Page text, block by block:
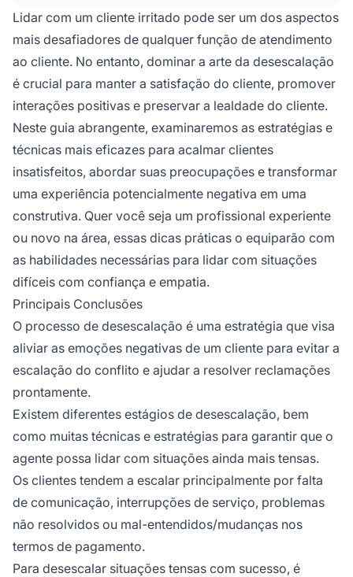
técnicas-chave incluem escuta ativa,
demonstração de empatia, manutenção da
calma e oferecimento de soluções.
Compreender os gatilhos comuns de
escalação, como falta de comunicação e
problemas não resolvidos, pode ajudar a
aliviar as tensões.
Lidar com um cliente irritado pode ser um dos aspectos
mais desafiadores de qualquer função de atendimento
ao cliente. No entanto, dominar a arte da desescalação
é crucial para manter a satisfação do cliente, promover
interações positivas e preservar a lealdade do cliente.
Neste guia abrangente, examinaremos as estratégias e
técnicas mais eficazes para acalmar clientes
insatisfeitos, abordar suas preocupações e transformar
uma experiência potencialmente negativa em uma
construtiva. Quer você seja um profissional experiente
ou novo na área, essas dicas práticas o equiparão com
as habilidades necessárias para lidar com situações
difíceis com confiança e empatia.
Principais Conclusões
O processo de desescalação é uma estratégia que visa
aliviar as emoções negativas de um cliente para evitar a
escalação do conflito e ajudar a resolver reclamações
prontamente.
Existem diferentes estágios de desescalação, bem
como muitas técnicas e estratégias para garantir que o
agente possa lidar com situações ainda mais tensas.
Os clientes tendem a escalar principalmente por falta
de comunicação, interrupções de serviço, problemas
não resolvidos ou mal-entendidos/mudanças nos
termos de pagamento.
Para desescalar situações tensas com sucesso, é